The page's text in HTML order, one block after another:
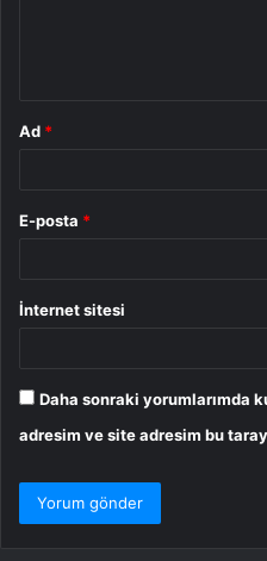
Ad *
E-posta *
İnternet sitesi
Daha sonraki yorumlarımda
adresim ve site adresim bu